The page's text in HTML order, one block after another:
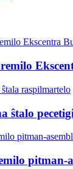
ŝtalo
pitman-